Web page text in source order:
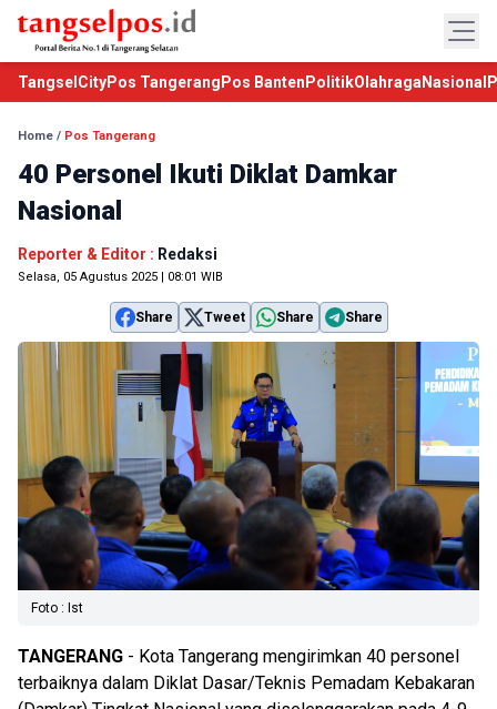
TangselCityPos Tangerang Pos Banten PolitikOlahraga Nasional
Home / Pos Tangerang
40 Personel Ikuti Diklat Damkar
Nasional
Reporter & Editor : Redaksi
Selasa, 05 Agustus 2025 | 08:01 WIB
Share Tweet Share Share
Foto : Ist
TANGERANG - Kota Tangerang mengirimkan 40 personel
terbaiknya dalam Diklat Dasar/Teknis Pemadam Kebakaran